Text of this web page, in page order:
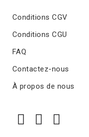
Conditions CGV
Conditions CGU
FAQ
Contactez-nous
À propos de nous